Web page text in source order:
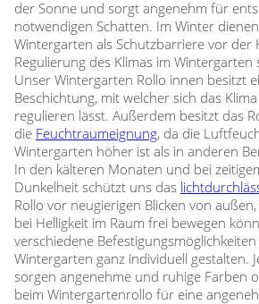
der Sonne und sorgt angenehm für
notwendigen Schatten. Im Winter
Wintergarten als Schutzbarriere vor der
Regulierung des Klimas im Wintergarten
Unser Wintergarten Rollo innen besitzt
Beschichtung, mit welcher sich das
regulieren lässt. Außerdem besitzt das
die Feuchtraumeignung, da die
Wintergarten höher ist als in anderen
In den kälteren Monaten und bei
Dunkelheit schützt uns das
Rollo vor neugierigen Blicken von
bei Helligkeit im Raum frei bewegen
verschiedene
Wintergarten ganz individuell gestalten.
sorgen angenehme und ruhige Farben
beim Wintergartenrollo für eine